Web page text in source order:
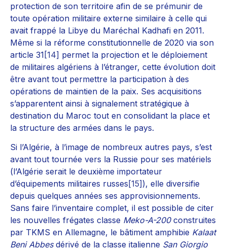
protection de son territoire afin de se prémunir de
toute opération militaire externe similaire à celle qui
avait frappé la Libye du Maréchal Kadhafi en 2011.
Même si la réforme constitutionnelle de 2020 via son
article 31 [14] permet la projection et le déploiement
de militaires algériens à l’étranger, cette évolution doit
être avant tout permettre la participation à des
opérations de maintien de la paix. Ses acquisitions
s’apparentent ainsi à signalement stratégique à
destination du Maroc tout en consolidant la place et
la structure des armées dans le pays.
Si l’Algérie, à l’image de nombreux autres pays, s’est
avant tout tournée vers la Russie pour ses matériels
(l’Algérie serait le deuxième importateur
d’équipements militaires russes [15] ), elle diversifie
depuis quelques années ses approvisionnements.
Sans faire l’inventaire complet, il est possible de citer
les nouvelles frégates classe Meko-A-200construites
par TKMS en Allemagne, le bâtiment amphibie Kalaat
Beni Abbesdérivé de la classe italienne San Giorgio